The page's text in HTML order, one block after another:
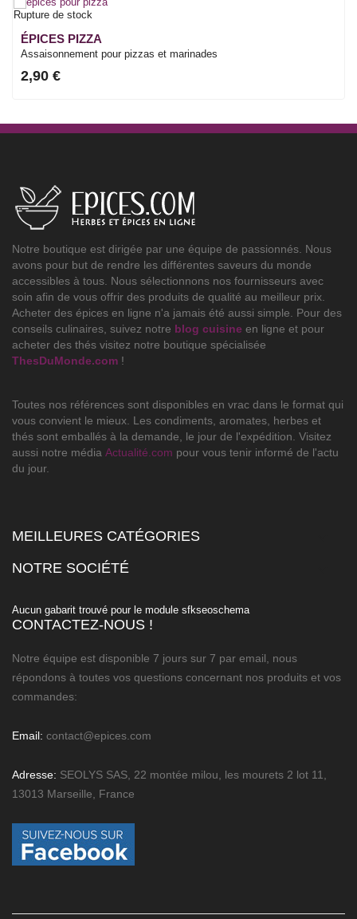
Rupture de stock
ÉPICES PIZZA
Assaisonnement pour pizzas et marinades
2,90 €
Notre boutique est dirigée par une équipe de passionnés. Nous
avons pour but de rendre les différentes saveurs du monde
accessibles à tous. Nous sélectionnons nos fournisseurs avec
soin afin de vous offrir des produits de qualité au meilleur prix.
Acheter des épices en ligne n'a jamais été aussi simple. Pour des
conseils culinaires, suivez notre blog cuisine en ligne et pour
acheter des thés visitez notre boutique spécialisée
ThesDuMonde.com !
Toutes nos références sont disponibles en vrac dans le format qui
vous convient le mieux. Les condiments, aromates, herbes et
thés sont emballés à la demande, le jour de l'expédition. Visitez
aussi notre média Actualité.com pour vous tenir informé de l'actu
du jour.
MEILLEURES CATÉGORIES
NOTRE SOCIÉTÉ
Aucun gabarit trouvé pour le module sfkseoschema
CONTACTEZ-NOUS !
Notre équipe est disponible 7 jours sur 7 par email, nous
répondons à toutes vos questions concernant nos produits et vos
commandes:
Email: contact@epices.com
Adresse: SEOLYS SAS, 22 montée milou, les mourets 2 lot 11,
13013 Marseille, France